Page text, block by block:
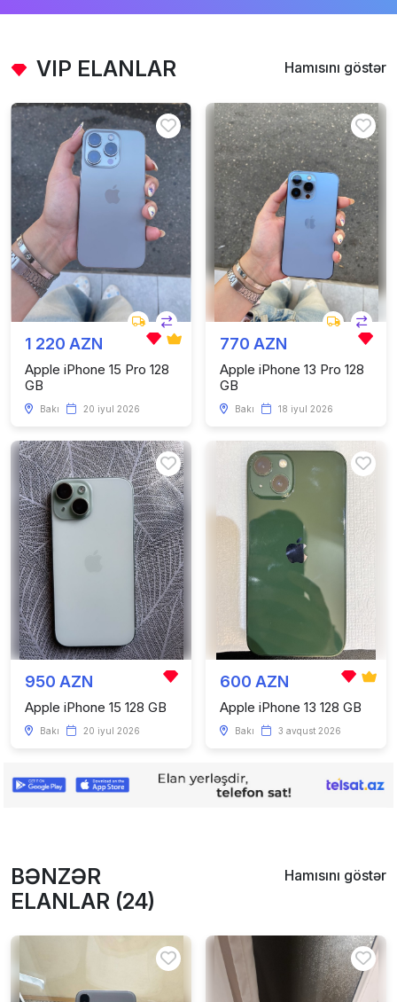
VIP ELANLAR Hamısını göstər
1 220 AZN
Apple iPhone 15 Pro 128
GB
Bakı 20 iyul 2026
770 AZN
Apple iPhone 13 Pro 128
GB
Bakı 18 iyul 2026
950 AZN
Apple iPhone 15 128 GB
Bakı 20 iyul 2026
600 AZN
Apple iPhone 13 128 GB
Bakı 3 avqust 2026
BƏNZƏR
ELANLAR (24)
Hamısını göstər